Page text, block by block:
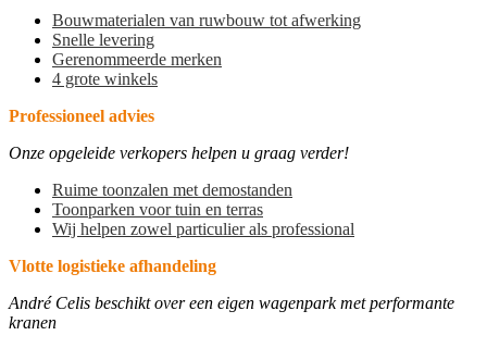
Bouwmaterialen van ruwbouw tot afwerking
Snelle levering
Gerenommeerde merken
4 grote winkels
Professioneel advies
Onze opgeleide verkopers helpen u graag verder!
Ruime toonzalen met demostanden
Toonparken voor tuin en terras
Wij helpen zowel particulier als professional
Vlotte logistieke afhandeling
André Celis beschikt over een eigen wagenpark met performante
kranen